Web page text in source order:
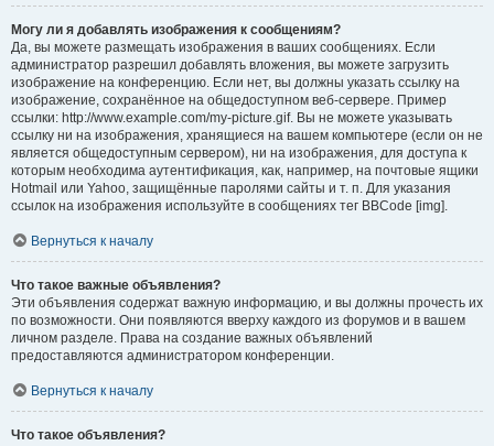
Могу ли я добавлять изображения к сообщениям?
Да, вы можете размещать изображения в ваших сообщениях. Если
администратор разрешил добавлять вложения, вы можете загрузить
изображение на конференцию. Если нет, вы должны указать ссылку на
изображение, сохранённое на общедоступном веб-сервере. Пример
ссылки: http://www.example.com/my-picture.gif. Вы не можете указывать
ссылку ни на изображения, хранящиеся на вашем компьютере (если он не
является общедоступным сервером), ни на изображения, для доступа к
которым необходима аутентификация, как, например, на почтовые ящики
Hotmail или Yahoo, защищённые паролями сайты и т. п. Для указания
ссылок на изображения используйте в сообщениях тег BBCode [img].
Вернуться к началу
Что такое важные объявления?
Эти объявления содержат важную информацию, и вы должны прочесть их
по возможности. Они появляются вверху каждого из форумов и в вашем
личном разделе. Права на создание важных объявлений
предоставляются администратором конференции.
Вернуться к началу
Что такое объявления?